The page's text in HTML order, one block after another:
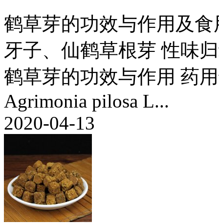
鹤草芽的功效与作用及
牙子、仙鹤草根芽 性味
鹤草芽的功效与作用 药
Agrimonia pilosa L...
2020-04-13